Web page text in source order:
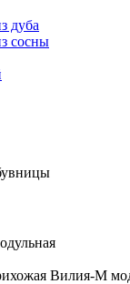
дуба
сосны
Вилия-М